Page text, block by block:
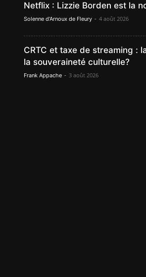
Netflix : Lizzie Borden est la
Solenne d'Arnoux de Fleury - 4 août 2026
CRTC et taxe de streaming :
la souveraineté culturelle?
Frank Appache - 3 août 2026